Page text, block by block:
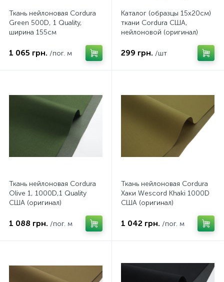
Ткань нейлоновая Cordura
Green 500D, 1 Quality,
ширина 155см
1 065 грн. /пог. м
Каталог (образцы 15х20см)
ткани Cordura США,
нейлоновой (оригинал)
299 грн. /шт
Ткань нейлоновая Cordura
Olive 1, 1000D,1 Quality
США (оригинал)
1 088 грн. /пог. м
Ткань нейлоновая Cordura
Хаки Wescord Khaki 1000D
США (оригинал)
1 042 грн. /пог. м